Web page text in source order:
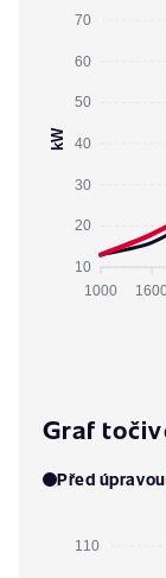
70
60
50
40
30
20
10
kW
1000
Graf
Před úpravou
110